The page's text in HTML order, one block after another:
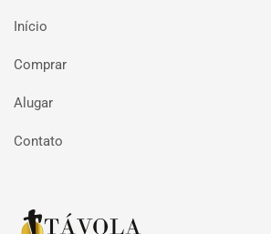
Início
Comprar
Alugar
Contato
Página inicial